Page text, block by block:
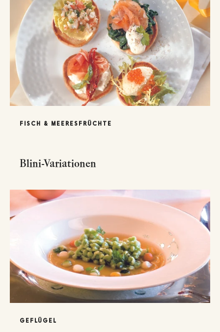
FISCH & MEERESFRÜCHTE
Blini-Variationen
GEFLÜGEL